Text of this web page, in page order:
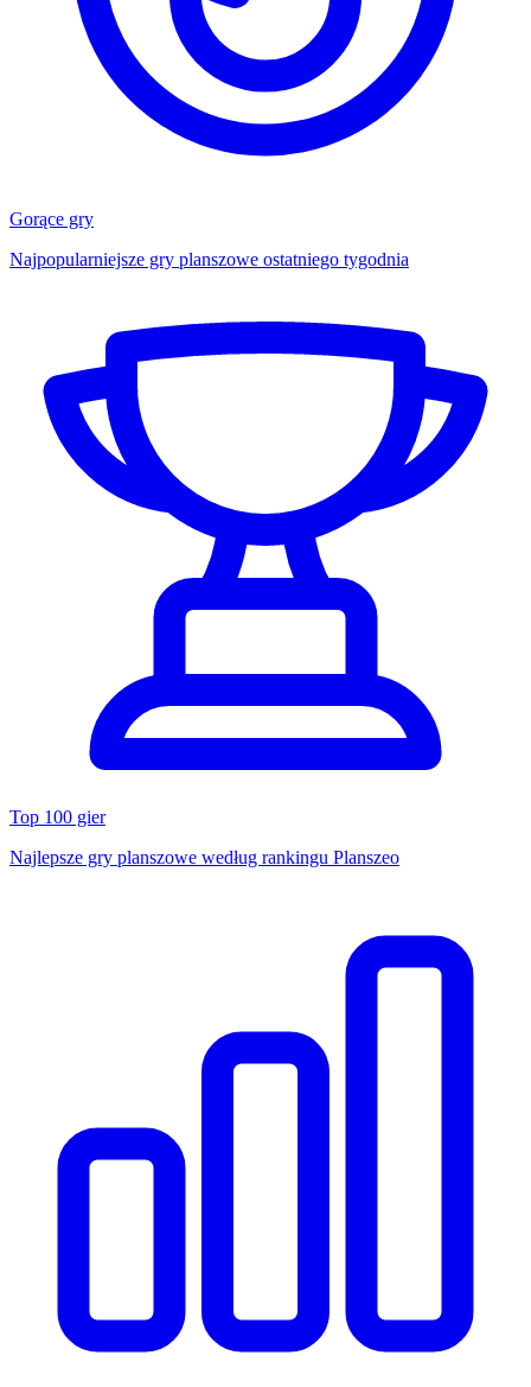
Gorące gry
Najpopularniejsze gry planszowe ostatniego tygodnia
Top 100 gier
Najlepsze gry planszowe według rankingu Planszeo